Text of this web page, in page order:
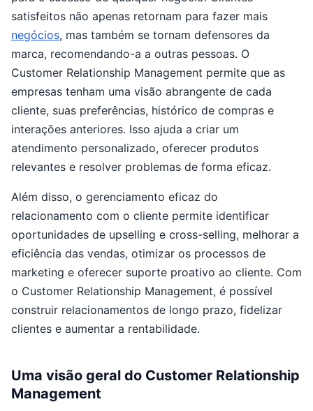
satisfeitos não apenas retornam para fazer mais
negócios, mas também se tornam defensores da
marca, recomendando-a a outras pessoas. O
Customer Relationship Management permite que as
empresas tenham uma visão abrangente de cada
cliente, suas preferências, histórico de compras e
interações anteriores. Isso ajuda a criar um
atendimento personalizado, oferecer produtos
relevantes e resolver problemas de forma eficaz.
Além disso, o gerenciamento eficaz do
relacionamento com o cliente permite identificar
oportunidades de upselling e cross-selling, melhorar a
eficiência das vendas, otimizar os processos de
marketing e oferecer suporte proativo ao cliente. Com
o Customer Relationship Management, é possível
construir relacionamentos de longo prazo, fidelizar
clientes e aumentar a rentabilidade.
Uma visão geral do Customer Relationship
Management